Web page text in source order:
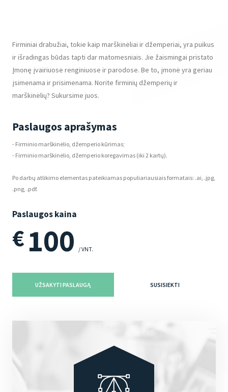
Firminiai drabužiai, tokie kaip marškinėliai ir džemperiai, yra puikus
ir išradingas būdas tapti dar matomesniais. Jie žaismingai pristato
Įmonę įvairiuose renginiuose ir parodose. Be to, įmonė yra geriau
įsimenama ir prisimenama. Norite firminių džemperių ir
marškinėlių? Sukursime juos.
Paslaugos aprašymas
- Firminio marškinėlio, džemperio kūrimas;
- Firminio marškinėlio, džemperio koregavimas (iki 2 kartų).
Po darbų atlikimo elementas pateikiamas populiariausiais formatais: .ai, .jpg,
.png, .pdf.
Paslaugos kaina
€100 / VNT.
UŽSAKYTI PASLAUGĄ SUSISIEKTI